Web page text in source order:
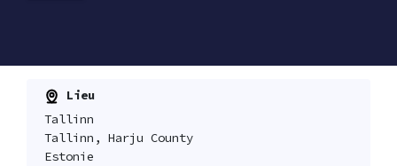
Lieu
Tallinn
Tallinn, Harju County
Estonie